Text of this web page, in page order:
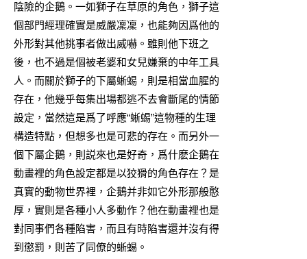
陰險的企鵝。一如獅子在草原的角色，獅子這
個部門經理確實是威嚴凜凜，也能夠因爲他的
外形對其他挑事者做出威嚇。雖則他下班之
後，也不過是個被老婆和女兒嫌棄的中年工具
人。而關於獅子的下屬蜥蜴，則是相當血腥的
存在，他幾乎每集出場都逃不去會斷尾的情節
設定，當然這是爲了呼應“蜥蜴”這物種的生理
構造特點，但想多也是可悲的存在。而另外一
個下屬企鵝，則説來也是好奇，爲什麽企鵝在
動畫裡的角色設定都是以狡猾的角色存在？是
真實的動物世界裡，企鵝并非如它外形那般憨
厚，實則是各種小人多動作？他在動畫裡也是
對同事們各種陷害，而且有時陷害還并沒有得
到懲罰，則苦了同僚的蜥蜴。